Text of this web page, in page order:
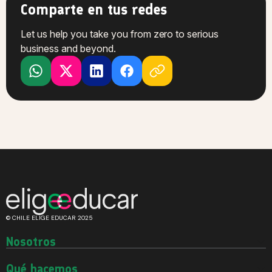
Comparte en tus redes
Let us help you take you from zero to serious
business and beyond.
© CHILE ELIGE EDUCAR 2025
Nosotros
Historia
Qué hacemos